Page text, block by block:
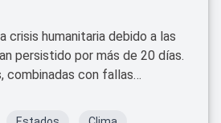
crisis humanitaria debido a las
persistido por más de 20 días.
combinadas con fallas
de hogares, afectando